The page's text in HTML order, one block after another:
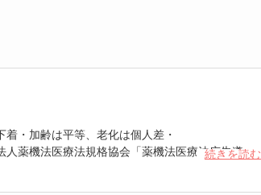
・加齢は平等、老化は個人差・
人薬機法医療法規格協会「薬機法医療法広告遵守
続きを読む